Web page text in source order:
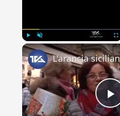
Play Unmute